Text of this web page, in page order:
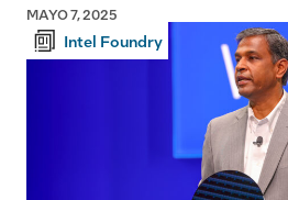
MAYO 7, 2025
Intel Foundry